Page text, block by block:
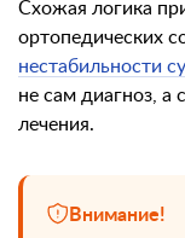
Схожая логика
ортопедических
нестабильности
не сам диагноз, а
лечения.
Внимание!